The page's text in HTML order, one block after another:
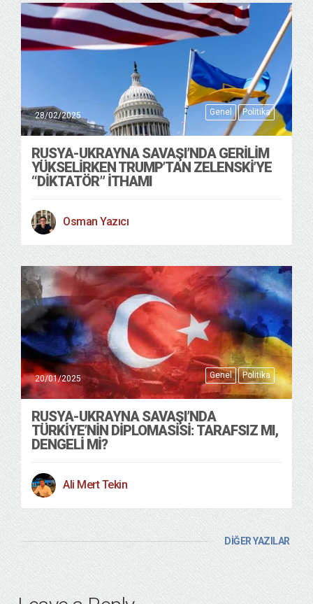
Genel Politika
28/02/2025
RUSYA-UKRAYNA SAVAŞI’NDA GERILIM
YÜKSELIRKEN TRUMP’TAN ZELENSKI’YE
“DIKTATÖR” İTHAMI
Osman Yazıcı
Genel Politika
20/01/2025
RUSYA-UKRAYNA SAVAŞI’NDA
TÜRKIYE’NIN DIPLOMASISI: TARAFSIZ MI,
DENGELI MI?
Ali Mert Tekin
DİĞER YAZILAR